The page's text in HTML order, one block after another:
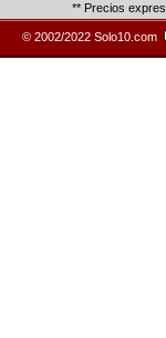
** Precios
© 2002/2022 Solo10.com